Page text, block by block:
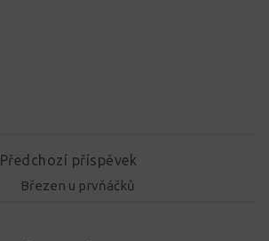
Předchozí příspěvek
Březen u prvňáčků